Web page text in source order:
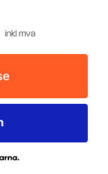
inkl mva